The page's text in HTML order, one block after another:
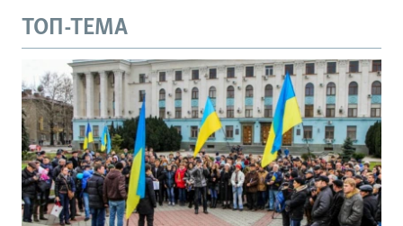
ТОП-ТЕМА